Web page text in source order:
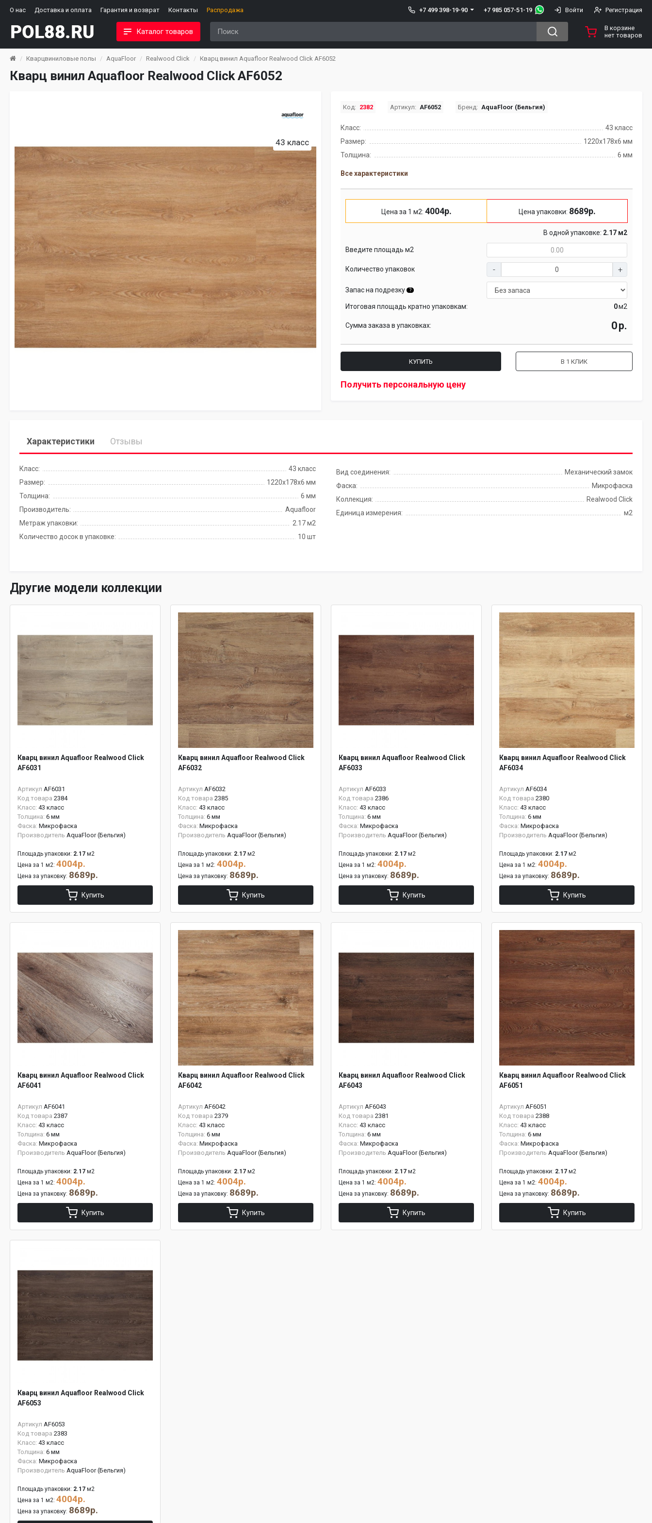
О нас Доставка и оплата Гарантия и возврат Контакты Распродажа +7 499 398-19-90 +7 985 057-51-19 Войти Регистрация
Каталог товаров
В корзине
нет товаров
Кварцвиниловые полы AquaFloor Realwood Click Кварц винил Aquafloor Realwood Click AF6052
Кварц винил Aquafloor Realwood Click AF6052
43 класс
Код: 2382 Артикул: AF6052 Бренд: AquaFloor (Бельгия)
Класс:
43 класс
Размер:
1220x178x6 мм
Толщина:
6 мм
Все характеристики
Цена за 1 м2: 4004р. Цена упаковки: 8689р.
В одной упаковке: 2.17 м2
Введите площадь м2
Количество упаковок
Запас на подрезку ?
Итоговая площадь кратно упаковкам: м2
Сумма заказа в упаковках: р.
КУПИТЬ В 1 КЛИК
Получить персональную цену
Характеристики Отзывы
Класс:
43 класс
Размер:
1220x178x6 мм
Толщина:
6 мм
Производитель:
Aquafloor
Метраж упаковки:
2.17 м2
Количество досок в упаковке:
10 шт
Вид соединения:
Механический замок
Фаска:
Микрофаска
Коллекция:
Realwood Click
Единица измерения:
м2
Другие модели коллекции
Кварц винил Aquafloor Realwood Click
AF6031
Артикул AF6031
Код товара 2384
Класс: 43 класс
Толщина: 6 мм
Фаска: Микрофаска
Производитель AquaFloor (Бельгия)
Площадь упаковки: 2.17 м2
Цена за 1 м2: 4004р.
Цена за упаковку: 8689р.
Купить
Кварц винил Aquafloor Realwood Click
AF6032
Артикул AF6032
Код товара 2385
Класс: 43 класс
Толщина: 6 мм
Фаска: Микрофаска
Производитель AquaFloor (Бельгия)
Площадь упаковки: 2.17 м2
Цена за 1 м2: 4004р.
Цена за упаковку: 8689р.
Купить
Кварц винил Aquafloor Realwood Click
AF6033
Артикул AF6033
Код товара 2386
Класс: 43 класс
Толщина: 6 мм
Фаска: Микрофаска
Производитель AquaFloor (Бельгия)
Площадь упаковки: 2.17 м2
Цена за 1 м2: 4004р.
Цена за упаковку: 8689р.
Купить
Кварц винил Aquafloor Realwood Click
AF6034
Артикул AF6034
Код товара 2380
Класс: 43 класс
Толщина: 6 мм
Фаска: Микрофаска
Производитель AquaFloor (Бельгия)
Площадь упаковки: 2.17 м2
Цена за 1 м2: 4004р.
Цена за упаковку: 8689р.
Купить
Кварц винил Aquafloor Realwood Click
AF6041
Артикул AF6041
Код товара 2387
Класс: 43 класс
Толщина: 6 мм
Фаска: Микрофаска
Производитель AquaFloor (Бельгия)
Площадь упаковки: 2.17 м2
Цена за 1 м2: 4004р.
Цена за упаковку: 8689р.
Купить
Кварц винил Aquafloor Realwood Click
AF6042
Артикул AF6042
Код товара 2379
Класс: 43 класс
Толщина: 6 мм
Фаска: Микрофаска
Производитель AquaFloor (Бельгия)
Площадь упаковки: 2.17 м2
Цена за 1 м2: 4004р.
Цена за упаковку: 8689р.
Купить
Кварц винил Aquafloor Realwood Click
AF6043
Артикул AF6043
Код товара 2381
Класс: 43 класс
Толщина: 6 мм
Фаска: Микрофаска
Производитель AquaFloor (Бельгия)
Площадь упаковки: 2.17 м2
Цена за 1 м2: 4004р.
Цена за упаковку: 8689р.
Купить
Кварц винил Aquafloor Realwood Click
AF6051
Артикул AF6051
Код товара 2388
Класс: 43 класс
Толщина: 6 мм
Фаска: Микрофаска
Производитель AquaFloor (Бельгия)
Площадь упаковки: 2.17 м2
Цена за 1 м2: 4004р.
Цена за упаковку: 8689р.
Купить
Кварц винил Aquafloor Realwood Click
AF6053
Артикул AF6053
Код товара 2383
Класс: 43 класс
Толщина: 6 мм
Фаска: Микрофаска
Производитель AquaFloor (Бельгия)
Площадь упаковки: 2.17 м2
Цена за 1 м2: 4004р.
Цена за упаковку: 8689р.